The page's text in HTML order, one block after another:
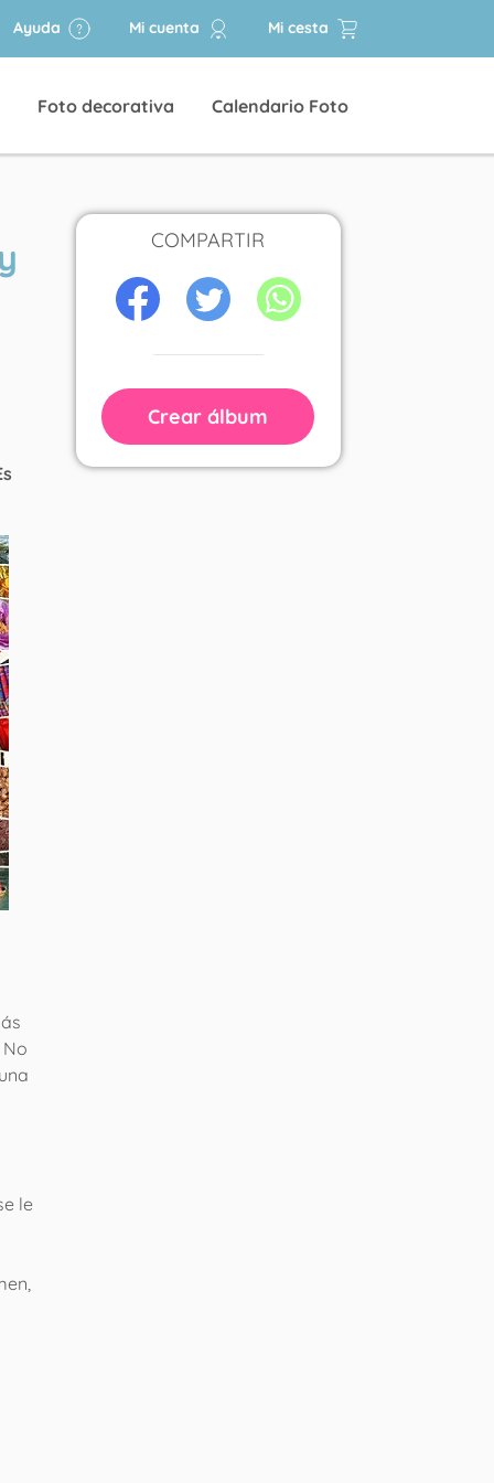
Ayuda Mi cuenta Mi cesta
Foto decorativa Calendario Foto
le
COMPARTIR
Crear álbum